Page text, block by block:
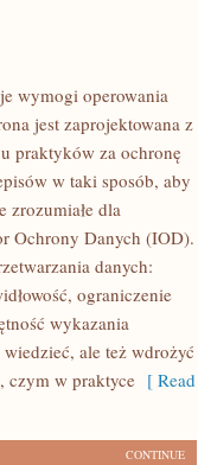
wymogi operowania
jest zaprojektowana z
praktyków za ochronę
w taki sposób, aby
zrozumiałe dla
Ochrony Danych (IOD).
danych:
ograniczenie
wykazania
ale też wdrożyć
czym w praktyce [ Read
CONTINUE